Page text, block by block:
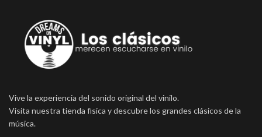
Vive la experiencia del sonido original del vinilo.
Visita nuestra tienda fisica y descubre los grandes clásicos de la
música.